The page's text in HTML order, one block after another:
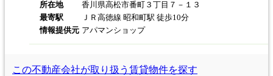
所在地
香川県高松市番町３丁目７－１３
最寄駅
ＪＲ高徳線 昭和町駅 徒歩10分
情報提供元 アパマンショップ
この不動産会社が取り扱う 賃貸物件を探す